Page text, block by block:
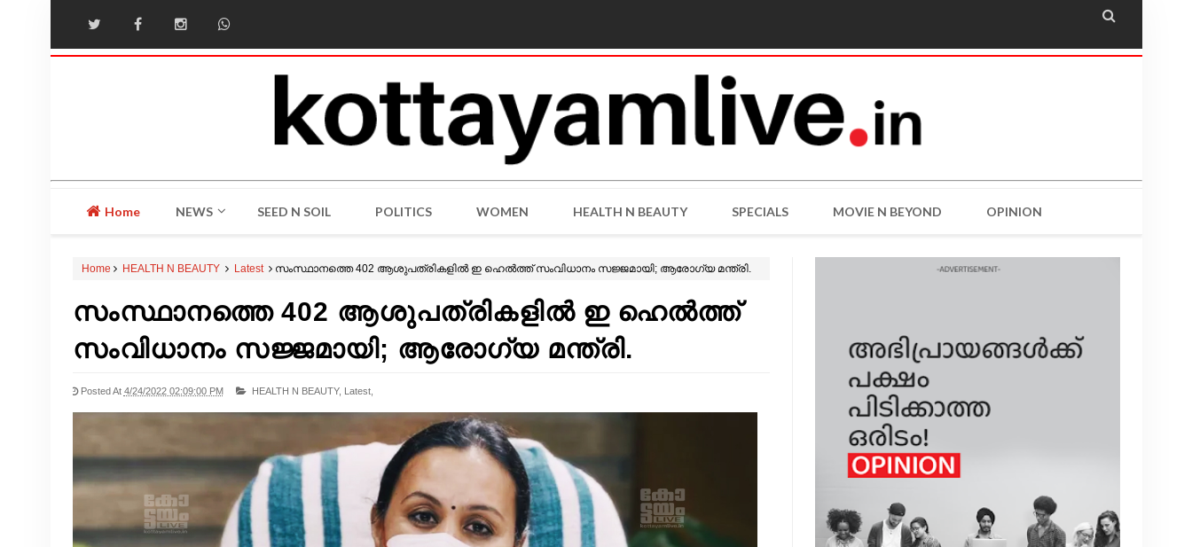

Home NEWS SEED N SOIL POLITICS WOMEN HEALTH N BEAUTY SPECIALS MOVIE N BEYOND OPINION
Home HEALTH N BEAUTY Latest സംസ്ഥാനത്തെ 402 ആശുപത്രികളില്‍ ഇ ഹെല്‍ത്ത് സംവിധാനം സജ്ജമായി; ആരോഗ്യ മന്ത്രി.
സംസ്ഥാനത്തെ 402 ആശുപത്രികളില്‍ ഇ ഹെല്‍ത്ത്
സംവിധാനം സജ്ജമായി; ആരോഗ്യ മന്ത്രി.
Posted At 4/24/2022 02:09:00 PM HEALTH N BEAUTY, Latest,